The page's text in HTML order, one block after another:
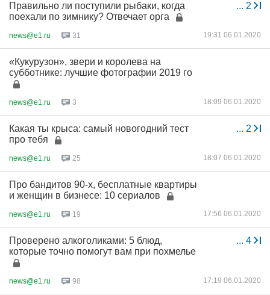
... 2
Правильно ли поступили рыбаки, когда
поехали по зимнику? Отвечает орга
news@e1.ru 31 19:31 06.01.2020
«Кукурузон», звери и королева на
субботнике: лучшие фотографии 2019 го
news@e1.ru 3 18:09 06.01.2020
... 2
Какая ты крыса: самый новогодний тест
про тебя
news@e1.ru 25 18:07 06.01.2020
Про бандитов 90-х, бесплатные квартиры
и женщин в бизнесе: 10 сериалов
news@e1.ru 19 17:56 06.01.2020
... 4
Проверено алкоголиками: 5 блюд,
которые точно помогут вам при похмелье
news@e1.ru 98 17:19 06.01.2020